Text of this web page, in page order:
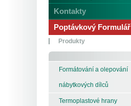
Kontakty
Poptávkový Formulář
Produkty
Formátování a olepování
nábytkových dílců
Termoplastové hrany